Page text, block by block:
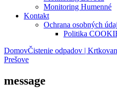
Monitoring Humenné
Kontakt
Ochrana osobných
Politika
DomovČistenie odpadov |
Prešove
message